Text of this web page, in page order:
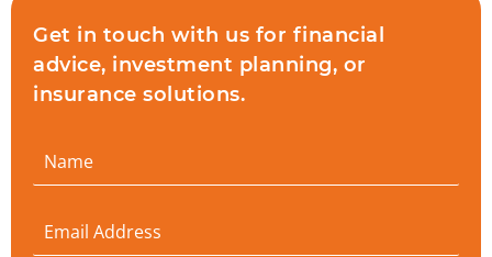
Get in touch with us for financial
advice, investment planning, or
insurance solutions.